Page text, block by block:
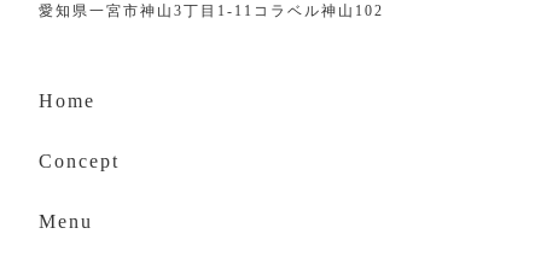
Home
Concept
Menu
愛知県一宮市神山3丁目1-11コラベル神山102